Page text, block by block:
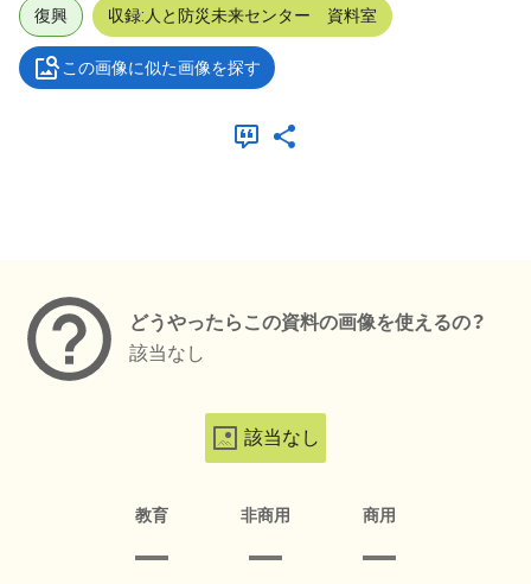
復興 収録:人と防災未来センター 資料室
この画像に似た画像を探す
どうやったらこの資料の画像を使えるの？
該当なし
該当なし
教育 非商用 商用